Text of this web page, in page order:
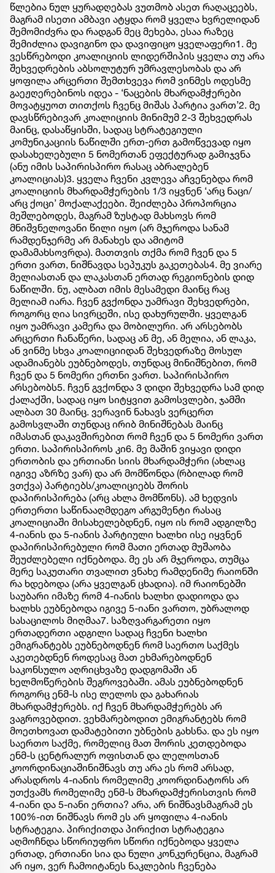
წლებია ნულ ყურადღებას ვუთმობ ასეთ რაღაცეებს,
მაგრამ ისეთი ამბავი ატყდა რომ ყველა ხვრელიდან
შემომიძვრა და რადგან მეც მეხება, ესაა რაზეც
შემიძლია დავიგინო და დავიფიცო ყველაფერი1. მე
ვესწრებოდი კოალიციის ლიდერშიპის ყველა თუ არა
შეხვედრების აბსოლუტურ უმრავლესობას და არ
ყოფილა არცერთი შემთხვევა რომ ვინმეს ოდესმე
გაეჟღერებინოს იდეა - ‘ნაცების მხარდამჭერები
მოვატყუოთ თითქოს ჩვენც მიშას პარტია ვართ’2. მე
დავსწრებივარ კოალიციის მინიმუმ 2-3 შეხვედრას
მაინც, დასაწყისში, სადაც სტრატეგიული
კომუნიკაციის ნაწილში ერთ-ერთ გამოწვევად იყო
დასახელებული 5 ნომერთან ეფექტურად გამიჯვნა
(ანუ იმის საპირისპირო რასაც აბრალებენ
კოალიციას)3. ყველა ჩვენი კვლევა აჩვენებდა რომ
კოალიციის მხარდამჭერების 1/3 იყვნენ ‘არც ნაცი/
არც ქოცი’ მოქალაქეები. შეიძლება პროპორცია
მეშლებოდეს, მაგრამ ზუსტად მახსოვს რომ
მნიშვნელოვანი წილი იყო (არ მჯეროდა სანამ
რამდენჯერმე არ მანახეს და ამიტომ
დამამახსოვრდა). მათთვის თქმა რომ ჩვენ და 5
ერთი ვართ, ნიშნავდა სეპუკუს გაკეთებას4. მე ვიარე
მელიასთან და ლაკასთან ერთად რეგიონების დიდ
ნაწილში. ნუ, ალბათ იმის მესამედი მაინც რაც
მელიამ იარა. ჩვენ გვქონდა უამრავი შეხვედრები,
როგორც ღია სივრცეში, ისე დახურულში. ყველგან
იყო უამრავი კამერა და მობილური. არ არსებობს
არცერთი ჩანაწერი, სადაც ან მე, ან მელია, ან ლაკა,
ან ვინმე სხვა კოალიციიდან შეხვედრაზე მოსულ
ადამიანებს ეუბნებოდეს, თუნდაც მინიშნებით, რომ
ჩვენ და 5 ნომერი ერთნი ვართ. საპირისპირო
არსებობს5. ჩვენ გვქონდა 3 დიდი შეხვედრა სამ დიდ
ქალაქში, სადაც იყო სიტყვით გამოსვლები, ჯამში
ალბათ 30 მაინც. ვერავინ ნახავს ვერცერთ
გამოსვლაში თუნდაც ირიბ მინიშნებას მაინც
იმასთან დაკავშირებით რომ ჩვენ და 5 ნომერი ვართ
ერთი. საპირისპიროს კი6. მე მაშინ ვიყავი დიდი
ერთობის და ერთიანი სიის მხარდამჭერი (ახლაც
იგივე აზრზე ვარ) და არ მომწონდა (რბილად რომ
ვთქვა) პარტიებს/კოალიციებს შორის
დაპირისპირება (არც ახლა მომწონს). ამ ხედვის
ერთერთი საწინააღმდეგო არგუმენტი რასაც
კოალიციაში მისახელებდნენ, იყო ის რომ ადგილზე
4-იანის და 5-იანის პარტიული ხალხი ისე იყვნენ
დაპირისპირებული რომ მათი ერთად მუშაობა
შეუძლებელი იქნებოდა. მე ეს არ მჯეროდა, თუმცა
მერე საკუთარი თვალით ვნახე რამდენიმე რაიონში
რა ხდებოდა (არა ყველგან ცხადია). იმ რაიონებში
საუბარი იმაზე რომ 4-იანის ხალხი დადიოდა და
ხალხს ეუბნებოდა იგივე 5-იანი ვართო, უბრალოდ
სასაცილოს მიღმაა7. საზღვარგარეთი იყო
ერთადერთი ადგილი სადაც ჩვენი ხალხი
ემიგრანტებს ეუბნებოდნენ რომ საერთო საქმეს
აკეთებდნენ როდესაც მათ ეხმარებოდნენ
საკონსულო აღრიცხვაზე დადგომაში ან
ხელმოწერების შეგროვებაში. ამას ეუბნებოდნენ
როგორც ენმ-ს ისე ლელოს და გახარიას
მხარდამჭერებს. იქ ჩვენ მხარდამჭერებს არ
ვაგროვებდით. ვეხმარებოდით ემიგრანტებს რომ
მოეთხოვათ დამატებითი უბნების გახსნა. და ეს იყო
საერთო საქმე, რომელიც მათ შორის კეთდებოდა
ენმ-ს ცენტრალურ ოფისთან და ლელოსთან
კოორდინაციაშინიშნავს თუ არა ეს რომ არსად,
არასდროს 4-იანის რომელიმე კოორდინატორს არ
უთქვამს რომელიმე ენმ-ს მხარდამჭერისთვის რომ
4-იანი და 5-იანი ერთია? არა, არ ნიშნავსმაგრამ ეს
100%-ით ნიშნავს რომ ეს არ ყოფილა 4-იანის
სტრატეგია. პირიქითდა პირიქით სტრატეგია
აღმოჩნდა სწორიუფრო სწორი იქნებოდა ყველა
ერთად, ერთიანი სია და ნული კონკურენცია, მაგრამ
არ იყო, ვერ ჩამოიტანეს ნაკლების ჩვენება